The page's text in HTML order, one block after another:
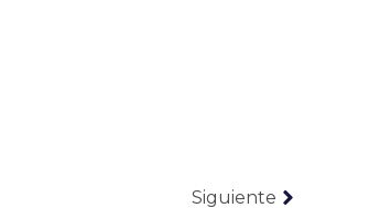
Siguiente